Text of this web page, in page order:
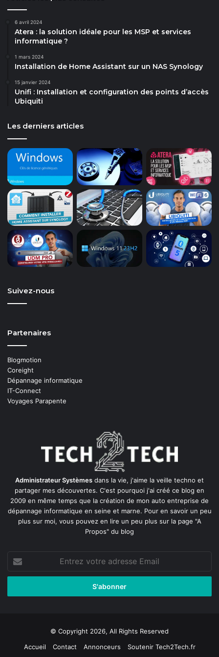
6 avril 2024
Atera : la solution idéale pour les MSP et services
informatique ?
1 mars 2024
Installation de Home Assistant sur un NAS Synology
15 janvier 2024
Unifi : Installation et configuration des points d’accès
Ubiquiti
Les derniers articles
Suivez-nous
Partenaires
Blogmotion
Coreight
Dépannage informatique
IT-Connect
Voyages Parapente
Administrateur Systèmes dans la vie, j'aime la veille techno et
partager mes découvertes. C'est pourquoi j'ai créé ce blog en
2009 en même temps que la création de mon auto entreprise de
dépannage informatique en seine et marne. Pour en savoir un peu
plus sur moi, vous pouvez en lire un peu plus sur la page "A
Propos" du blog
votre
adresse
© Copyright 2026, All Rights Reserved
Accueil
Contact Annonceurs Soutenir Tech2Tech.fr